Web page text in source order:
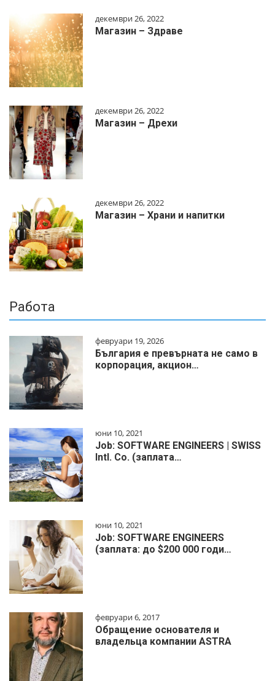
декември 26, 2022
Магазин – Здраве
декември 26, 2022
Магазин – Дрехи
декември 26, 2022
Магазин – Храни и напитки
Работа
февруари 19, 2026
България е превърната не само в
корпорация, акцион…
юни 10, 2021
Job: SOFTWARE ENGINEERS | SWISS
Intl. Co. (заплата…
юни 10, 2021
Job: SOFTWARE ENGINEERS
(заплата: до $200 000 годи…
февруари 6, 2017
Обращение основателя и
владельца компании ASTRA